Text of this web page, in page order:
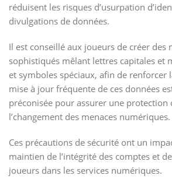
réduisent les risques d’usurpation
divulgations de données.
Il est conseillé aux joueurs de créer des
sophistiqués mêlant lettres capitales et
et symboles spéciaux, afin de renforcer
mise à jour fréquente de ces données
préconisée pour assurer une protection
l’changement des menaces numériques.
Ces précautions de sécurité ont un
maintien de l’intégrité des comptes et
joueurs dans les services numériques.